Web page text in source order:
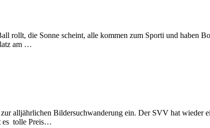
rollt, die Sonne scheint, alle kommen zum Sporti und haben
am …
alljährlichen Bildersuchwanderung ein. Der SVV hat wieder
es tolle Preis…